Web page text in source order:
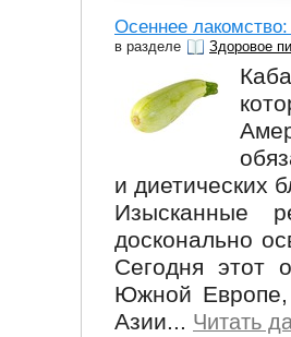
Осеннее лакомство:
в разделе Здоровое
и диетических
Изысканные
досконально
Сегодня этот
Южной Европе,
Азии... Читать